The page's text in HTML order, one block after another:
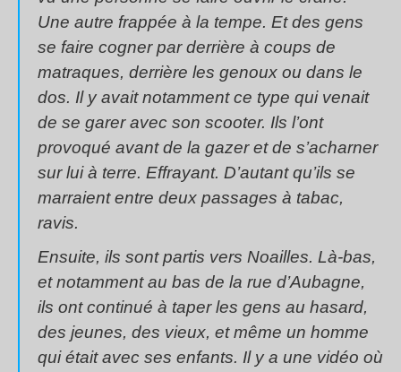
Une autre frappée à la tempe. Et des gens
se faire cogner par derrière à coups de
matraques, derrière les genoux ou dans le
dos. Il y avait notamment ce type qui venait
de se garer avec son scooter. Ils l’ont
provoqué avant de la gazer et de s’acharner
sur lui à terre. Effrayant. D’autant qu’ils se
marraient entre deux passages à tabac,
ravis.
Ensuite, ils sont partis vers Noailles. Là-bas,
et notamment au bas de la rue d’Aubagne,
ils ont continué à taper les gens au hasard,
des jeunes, des vieux, et même un homme
qui était avec ses enfants. Il y a une vidéo où